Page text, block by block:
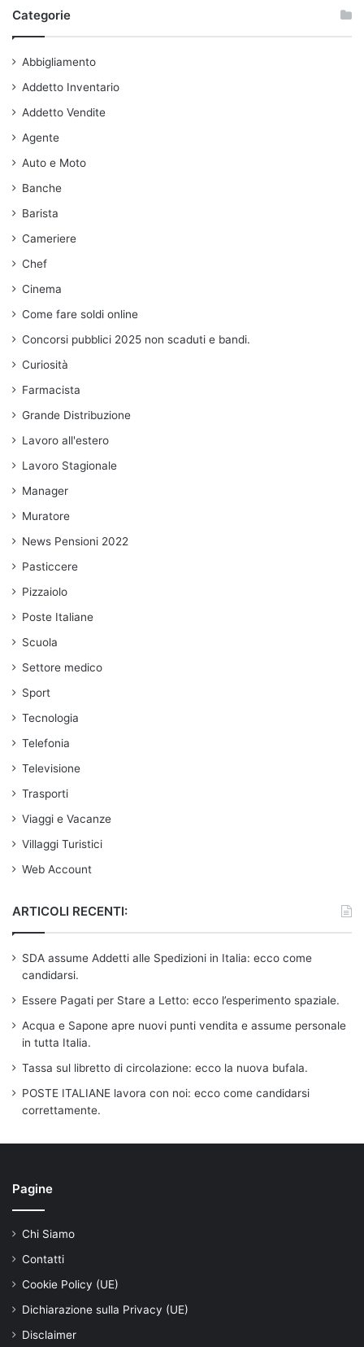
Categorie
Abbigliamento
Addetto Inventario
Addetto Vendite
Agente
Auto e Moto
Banche
Barista
Cameriere
Chef
Cinema
Come fare soldi online
Concorsi pubblici 2025 non scaduti e bandi.
Curiosità
Farmacista
Grande Distribuzione
Lavoro all'estero
Lavoro Stagionale
Manager
Muratore
News Pensioni 2022
Pasticcere
Pizzaiolo
Poste Italiane
Scuola
Settore medico
Sport
Tecnologia
Telefonia
Televisione
Trasporti
Viaggi e Vacanze
Villaggi Turistici
Web Account
ARTICOLI RECENTI:
SDA assume Addetti alle Spedizioni in Italia: ecco come
candidarsi.
Essere Pagati per Stare a Letto: ecco l’esperimento spaziale.
Acqua e Sapone apre nuovi punti vendita e assume personale
in tutta Italia.
Tassa sul libretto di circolazione: ecco la nuova bufala.
POSTE ITALIANE lavora con noi: ecco come candidarsi
correttamente.
Pagine
Chi Siamo
Contatti
Cookie Policy (UE)
Dichiarazione sulla Privacy (UE)
Disclaimer